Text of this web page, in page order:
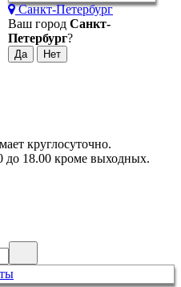
Санкт-Петербург
Ваш город Санкт-
Петербург?
круглосуточно.
до 18.00 кроме выходных.